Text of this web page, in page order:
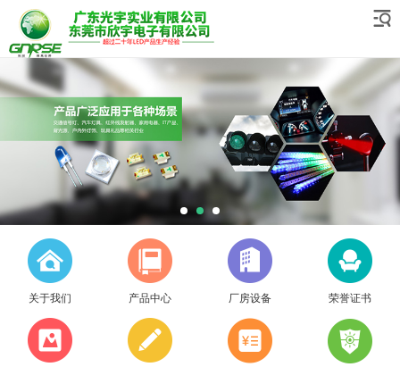
关于我们 产品中心 厂房设备 荣誉证书